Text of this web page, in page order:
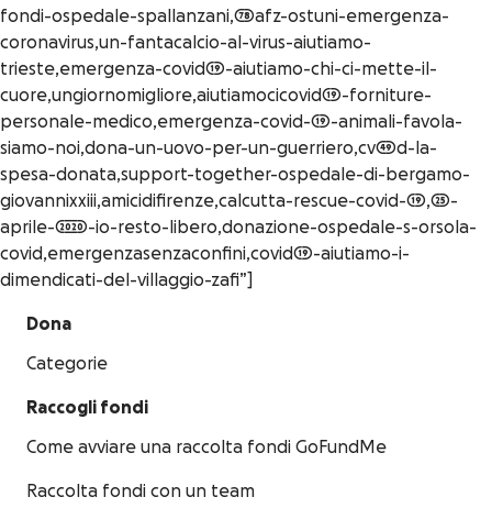
fondi-ospedale-spallanzani,78afz-ostuni-emergenza-
coronavirus,un-fantacalcio-al-virus-aiutiamo-
trieste,emergenza-covid19-aiutiamo-chi-ci-mette-il-
cuore,ungiornomigliore,aiutiamocicovid19-forniture-
personale-medico,emergenza-covid-19-animali-favola-
siamo-noi,dona-un-uovo-per-un-guerriero,cv49d-la-
spesa-donata,support-together-ospedale-di-bergamo-
giovannixxiii,amicidifirenze,calcutta-rescue-covid-19,25-
aprile-2020-io-resto-libero,donazione-ospedale-s-orsola-
covid,emergenzasenzaconfini,covid19-aiutiamo-i-
dimendicati-del-villaggio-zafi”]
Dona
Categorie
Raccogli fondi
Come avviare una raccolta fondi GoFundMe
Raccolta fondi con un team